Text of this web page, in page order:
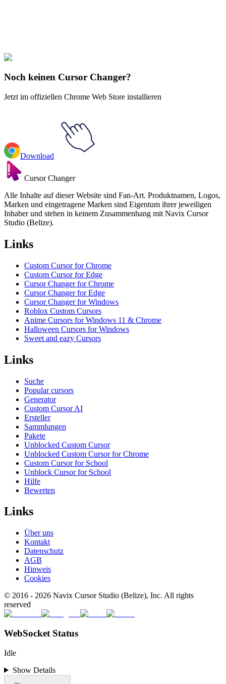
Kawasaki
Noch keinen Cursor Changer?
Jetzt im offiziellen Chrome Web Store installieren
Download
Cursor Changer
Alle Inhalte auf dieser Website sind Fan-Art. Produktnamen, Logos,
Marken und eingetragene Marken sind Eigentum ihrer jeweiligen
Inhaber und stehen in keinem Zusammenhang mit Navix Cursor
Studio (Belize).
Links
Custom Cursor for Chrome
Custom Cursor for Edge
Cursor Changer for Chrome
Cursor Changer for Edge
Cursor Changer for Windows
Roblox Custom Cursors
Anime Cursors for Windows 11 & Chrome
Halloween Cursors for Windows
Sweet and eazy Cursors
Links
Suche
Popular cursors
Generator
Custom Cursor AI
Ersteller
Sammlungen
Pakete
Unblocked Custom Cursor
Unblocked Custom Cursor for Chrome
Custom Cursor for School
Unblock Cursor for School
Hilfe
Bewerten
Links
Über uns
Kontakt
Datenschutz
AGB
Hinweis
Cookies
© 2016 - 2026 Navix Cursor Studio (Belize), Inc. All rights
reserved
WebSocket Status
Idle
Show Details